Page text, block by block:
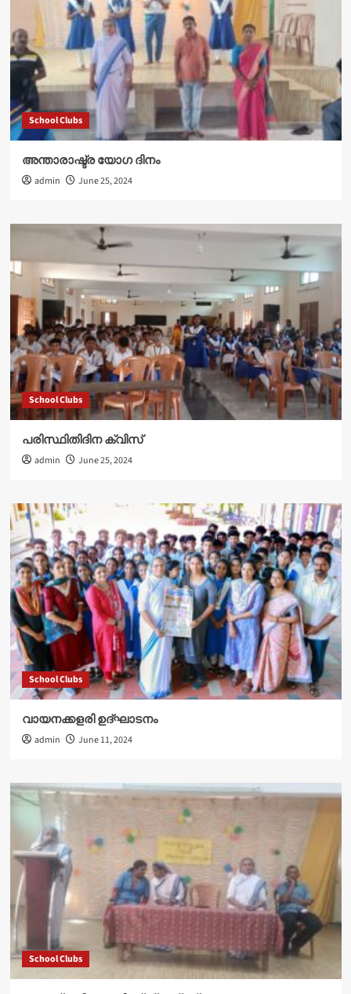
School Clubs
അന്താരാഷ്ട്ര യോഗ ദിനം
admin June 25, 2024
School Clubs
പരിസ്ഥിതിദിന ക്വിസ്
admin June 25, 2024
School Clubs
വായനക്കളരി ഉദ്‌ഘാടനം
admin June 11, 2024
School Clubs